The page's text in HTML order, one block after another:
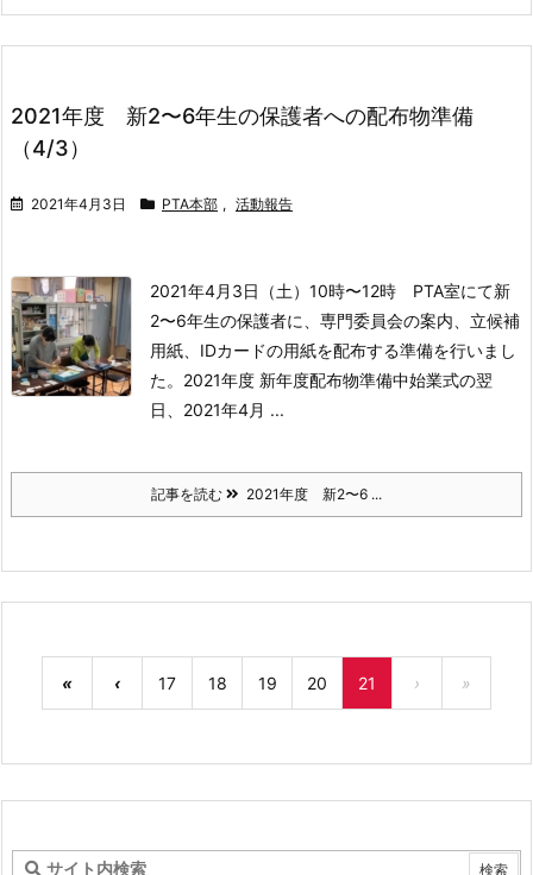
2021年度 新2〜6年生の保護者への配布物準備
（4/3）
2021年4月3日 PTA本部 , 活動報告
2021年4月3日（土）10時〜12時 PTA室にて新
2〜6年生の保護者に、専門委員会の案内、立候補
用紙、IDカードの用紙を配布する準備を行いまし
た。 2021年度 新年度配布物準備中始業式の翌
日、2021年4月 ...
記事を読む 2021年度 新2〜6 ...
« ‹ 17 18 19 20 21 › »